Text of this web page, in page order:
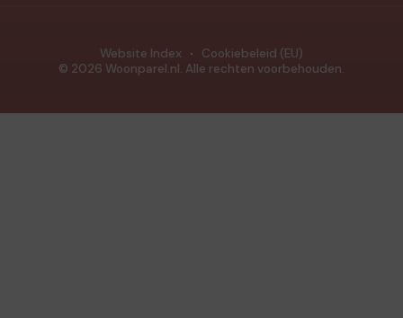
© 2026 Woonparel.nl. Alle rechten voorbehouden.
Website Index Cookiebeleid (EU)